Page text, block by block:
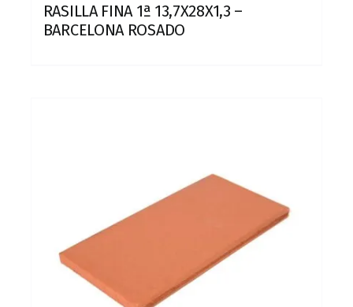
RASILLA FINA 1ª 13,7X28X1,3 –
BARCELONA ROSADO